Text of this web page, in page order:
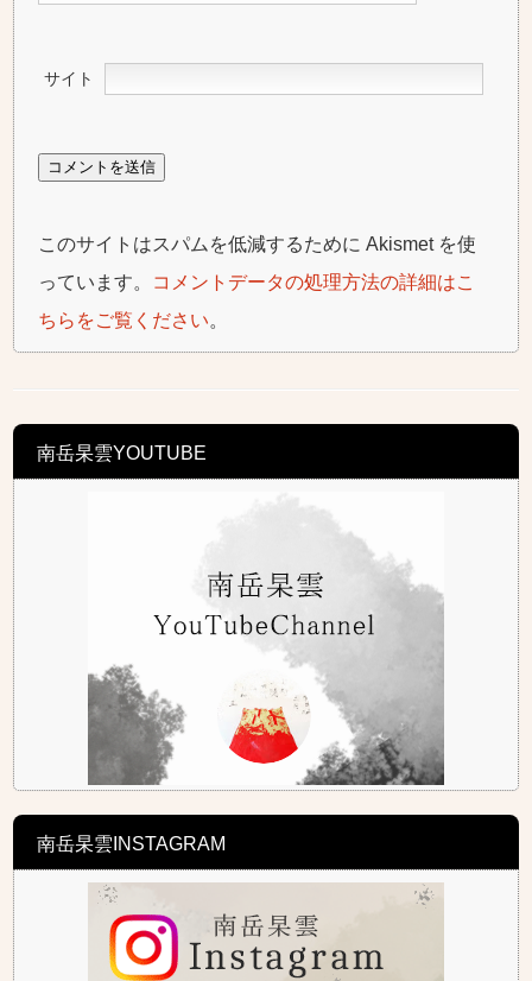
サイト
このサイトはスパムを低減するために Akismet を使
っています。
コメントデータの処理方法の詳細はこ
ちらをご覧ください。
南岳杲雲YOUTUBE
南岳杲雲INSTAGRAM